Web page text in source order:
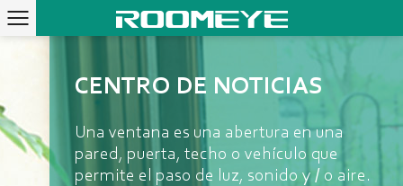
CENTRO DE NOTICIAS
Una ventana es una abertura en una
pared, puerta, techo o vehículo que
permite el paso de luz, sonido y / o aire.